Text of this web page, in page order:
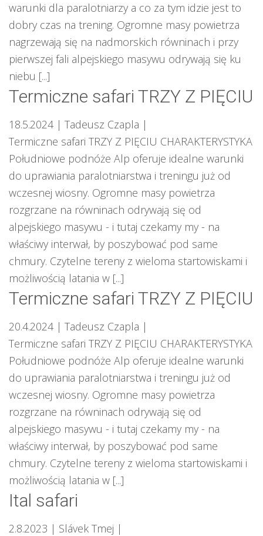
warunki dla paralotniarzy a co za tym idzie jest to
dobry czas na trening. Ogromne masy powietrza
nagrzewają się na nadmorskich równinach i przy
pierwszej fali alpejskiego masywu odrywają się ku
niebu [...]
Termiczne safari TRZY Z PIĘCIU
18.5.2024 | Tadeusz Czapla |
Termiczne safari TRZY Z PIĘCIU CHARAKTERYSTYKA
Południowe podnóże Alp oferuje idealne warunki
do uprawiania paralotniarstwa i treningu już od
wczesnej wiosny. Ogromne masy powietrza
rozgrzane na równinach odrywają się od
alpejskiego masywu - i tutaj czekamy my - na
właściwy interwał, by poszybować pod same
chmury. Czytelne tereny z wieloma startowiskami i
możliwością latania w [...]
Termiczne safari TRZY Z PIĘCIU
20.4.2024 | Tadeusz Czapla |
Termiczne safari TRZY Z PIĘCIU CHARAKTERYSTYKA
Południowe podnóże Alp oferuje idealne warunki
do uprawiania paralotniarstwa i treningu już od
wczesnej wiosny. Ogromne masy powietrza
rozgrzane na równinach odrywają się od
alpejskiego masywu - i tutaj czekamy my - na
właściwy interwał, by poszybować pod same
chmury. Czytelne tereny z wieloma startowiskami i
możliwością latania w [...]
Ital safari
2.8.2023 | Slávek Tmej |